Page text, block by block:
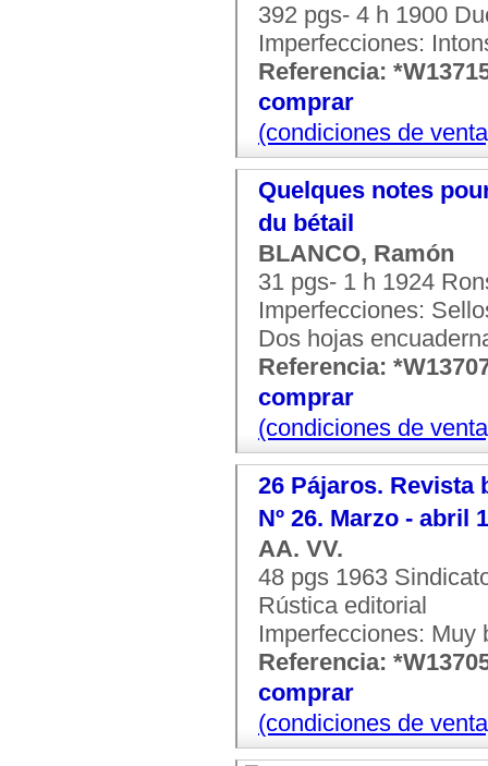
392 pgs- 4 h 1900
Imperfecciones:
Referencia:
comprar
(condiciones de
Quelques notes
du bétail
BLANCO, Ramón
31 pgs- 1 h 1924
Imperfecciones:
Dos hojas
Referencia:
comprar
(condiciones de
26 Pájaros. Revista
Nº 26. Marzo - abril
AA. VV.
48 pgs 1963
Rústica editorial
Imperfecciones: Muy
Referencia:
comprar
(condiciones de